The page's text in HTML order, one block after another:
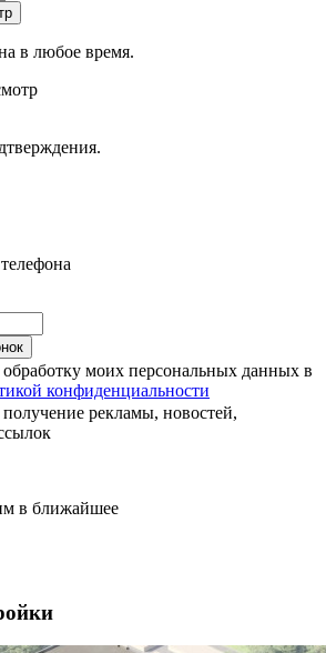
в любое время.
обработку моих персональных данных в
конфиденциальности
получение рекламы, новостей,
в ближайшее